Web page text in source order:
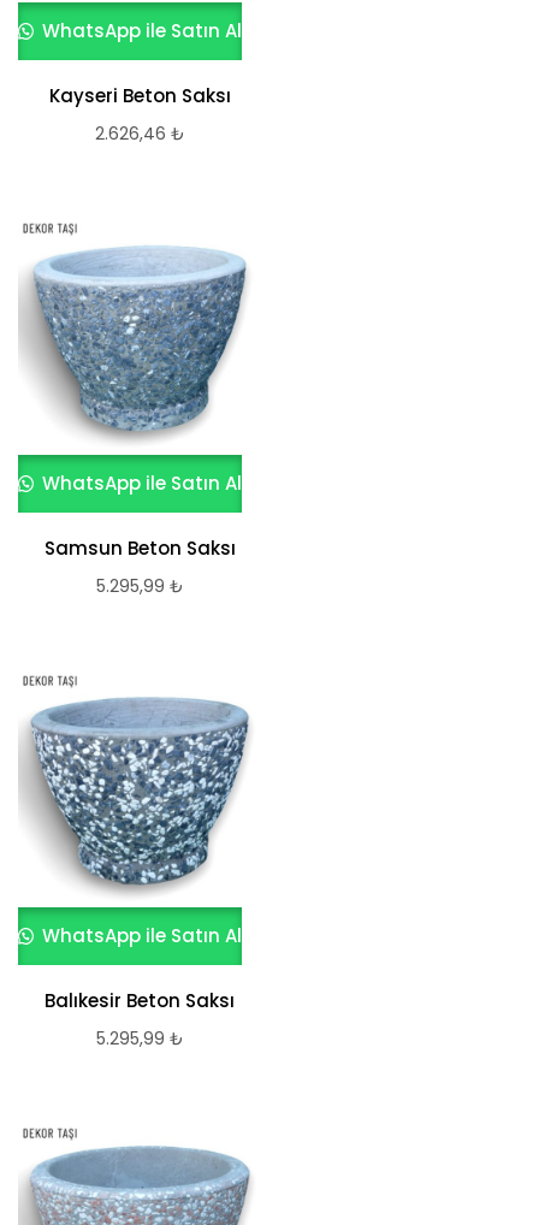
WhatsApp ile Satın Al
Kayseri Beton Saksı
2.626,46 ₺
WhatsApp ile Satın Al
Samsun Beton Saksı
5.295,99 ₺
WhatsApp ile Satın Al
Balıkesir Beton Saksı
5.295,99 ₺